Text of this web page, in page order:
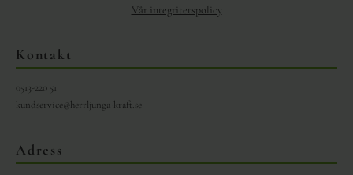
Vår integritetspolicy
Kontakt
0513-220 51
kundservice@herrljunga-kraft.se
Adress